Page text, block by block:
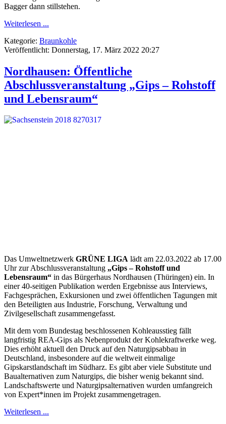
Bagger dann stillstehen.
Weiterlesen ...
Kategorie: Braunkohle
Veröffentlicht: Donnerstag, 17. März 2022 20:27
Nordhausen: Öffentliche
Abschlussveranstaltung „Gips – Rohstoff
und Lebensraum“
Das Umweltnetzwerk GRÜNE LIGA lädt am 22.03.2022 ab 17.00
Uhr zur Abschlussveranstaltung „Gips – Rohstoff und
Lebensraum“ in das Bürgerhaus Nordhausen (Thüringen) ein. In
einer 40-seitigen Publikation werden Ergebnisse aus Interviews,
Fachgesprächen, Exkursionen und zwei öffentlichen Tagungen mit
den Beteiligten aus Industrie, Forschung, Verwaltung und
Zivilgesellschaft zusammengefasst.
Mit dem vom Bundestag beschlossenen Kohleausstieg fällt
langfristig REA-Gips als Nebenprodukt der Kohlekraftwerke weg.
Dies erhöht aktuell den Druck auf den Naturgipsabbau in
Deutschland, insbesondere auf die weltweit einmalige
Gipskarstlandschaft im Südharz. Es gibt aber viele Substitute und
Baualternativen zum Naturgips, die bisher wenig bekannt sind.
Landschaftswerte und Naturgipsalternativen wurden umfangreich
von Expert*innen im Projekt zusammengetragen.
Weiterlesen ...